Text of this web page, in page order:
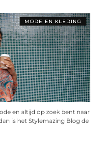
MODE EN KLEDING
en altijd op zoek bent naar
is het Stylemazing Blog de